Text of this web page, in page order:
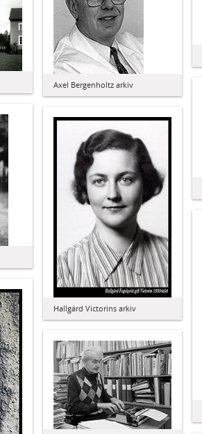
Axel Bergenholtz arkiv
Hallgärd Victorins arkiv